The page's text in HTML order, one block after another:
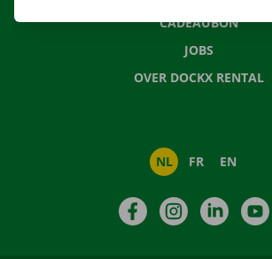
CADEAUBON
JOBS
OVER DOCKX RENTAL
NL FR EN
FacebookInstagramLinkedIn